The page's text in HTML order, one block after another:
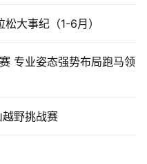
大事纪（1-6月）
专业姿态强势布局跑马领
野挑战赛